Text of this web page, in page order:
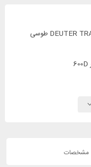
کوله پشتی 20 لیتری دیوتر مدل DEUTER TRAIL 20 SL طوسی
مشخصات